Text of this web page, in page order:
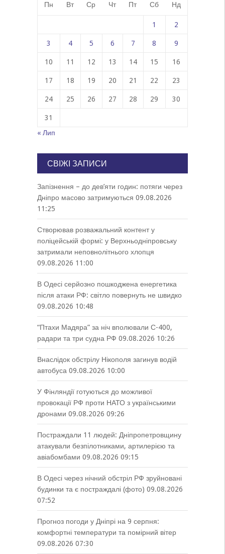
Пн Вт Ср Чт Пт Сб Нд
1 2
3 4 5 6 7 8 9
10 11 12 13 14 15 16
17 18 19 20 21 22 23
24 25 26 27 28 29 30
31
« Лип
СВІЖІ ЗАПИСИ
Запізнення – до дев’яти годин: потяги через
Дніпро масово затримуються 09.08.2026
11:25
Створював розважальний контент у
поліцейській формі: у Верхньодніпровську
затримали неповнолітнього хлопця
09.08.2026 11:00
В Одесі серйозно пошкоджена енергетика
після атаки РФ: світло повернуть не швидко
09.08.2026 10:48
“Птахи Мадяра” за ніч вполювали С-400,
радари та три судна РФ 09.08.2026 10:26
Внаслідок обстрілу Нікополя загинув водій
автобуса 09.08.2026 10:00
У Фінляндії готуються до можливої
провокації РФ проти НАТО з українськими
дронами 09.08.2026 09:26
Постраждали 11 людей: Дніпропетровщину
атакували безпілотниками, артилерією та
авіабомбами 09.08.2026 09:15
В Одесі через нічний обстріл РФ зруйновані
будинки та є постраждалі (фото) 09.08.2026
07:52
Прогноз погоди у Дніпрі на 9 серпня:
комфортні температури та помірний вітер
09.08.2026 07:30